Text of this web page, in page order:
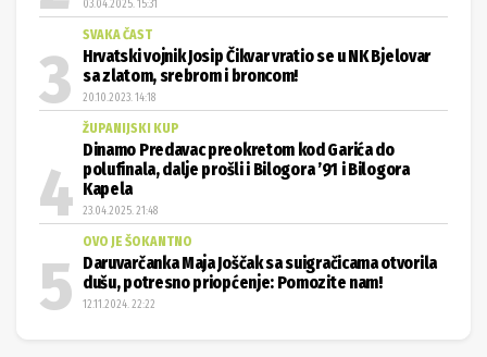
03.04.2025. 15:31
SVAKA ČAST
Hrvatski vojnik Josip Čikvar vratio se u NK Bjelovar
sa zlatom, srebrom i broncom!
20.10.2023. 14:18
ŽUPANIJSKI KUP
Dinamo Predavac preokretom kod Garića do
polufinala, dalje prošli i Bilogora ’91 i Bilogora
Kapela
23.04.2025. 21:48
OVO JE ŠOKANTNO
Daruvarčanka Maja Joščak sa suigračicama otvorila
dušu, potresno priopćenje: Pomozite nam!
12.11.2024. 22:22